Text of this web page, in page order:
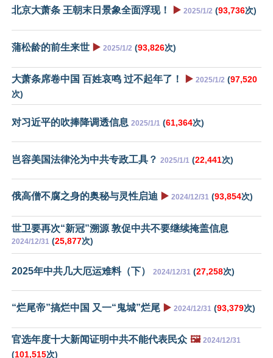
北京大萧条 王朝末日景象全面浮现！ ▶️ 2025/1/2 (93,736次)
蒲松龄的前生来世 ▶️ 2025/1/2 (93,826次)
大萧条席卷中国 百姓哀鸣 过不起年了！ ▶️ 2025/1/2 (97,520
次)
对习近平的吹捧降调透信息 2025/1/1 (61,364次)
岂容美国法律沦为中共专政工具？ 2025/1/1 (22,441次)
俄高僧不腐之身的奥秘与灵性启迪 ▶️ 2024/12/31 (93,854次)
世卫要再次“新冠”溯源 敦促中共不要继续掩盖信息
2024/12/31 (25,877次)
2025年中共几大厄运难料（下） 2024/12/31 (27,258次)
“烂尾帝”搞烂中国 又一“鬼城”烂尾 ▶️ 2024/12/31 (93,379次)
官选年度十大新闻证明中共不能代表民众 🖼️ 2024/12/31
(101,515次)